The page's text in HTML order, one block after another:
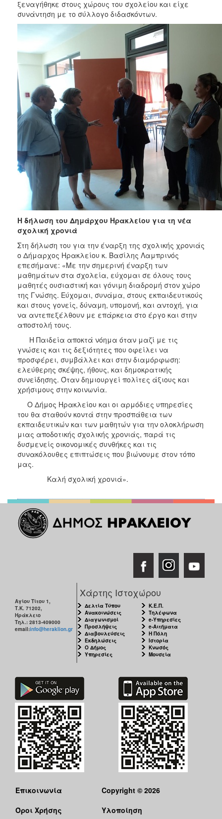
ξεναγήθηκε στους χώρους του σχολείου και είχε
συνάντηση με το σύλλογο διδασκόντων.
Η δήλωση του Δημάρχου Ηρακλείου για τη νέα
σχολική χρονιά
Στη δήλωση του για την έναρξη της σχολικής χρονιάς
ο Δήμαρχος Ηρακλείου κ. Βασίλης Λαμπρινός
επεσήμανε: «Με την σημερινή έναρξη των
μαθημάτων στα σχολεία, εύχομαι σε όλους τους
μαθητές ουσιαστική και γόνιμη διαδρομή στον χώρο
της Γνώσης. Εύχομαι, συνάμα, στους εκπαιδευτικούς
και στους γονείς, δύναμη, υπομονή, και αντοχή, για
να αντεπεξέλθουν με επάρκεια στο έργο και στην
αποστολή τους.
Η Παιδεία αποκτά νόημα όταν μαζί με τις
γνώσεις και τις δεξιότητες που οφείλει να
προσφέρει, συμβάλλει και στην διαμόρφωση:
ελεύθερης σκέψης, ήθους, και δημοκρατικής
συνείδησης. Όταν δημιουργεί πολίτες άξιους και
χρήσιμους στην κοινωνία.
Ο Δήμος Ηρακλείου και οι αρμόδιες υπηρεσίες
του θα σταθούν κοντά στην προσπάθεια των
εκπαιδευτικών και των μαθητών για την ολοκλήρωση
μιας αποδοτικής σχολικής χρονιάς, παρά τις
δυσμενείς οικονομικές συνθήκες και τις
συνακόλουθες επιπτώσεις που βιώνουμε στον τόπο
μας.
Καλή σχολική χρονιά».
Αγίου Τίτου 1,
Τ.Κ. 71202,
Ηράκλειο
Τηλ.: 2813-409000
email:info@heraklion.gr
Χάρτης Ιστοχώρου
Δελτία Τύπου
Ανακοινώσεις
Διαγωνισμοί
Προσλήψεις
Διαβουλεύσεις
Εκδηλώσεις
Ο Δήμος
Υπηρεσίες
Κ.Ε.Π.
Τηλέφωνα
e-Υπηρεσίες
e-Αιτήματα
Η Πόλη
Ιστορία
Κνωσός
Μουσεία
Επικοινωνία
Όροι Χρήσης
Copyright © 2026
Υλοποίηση